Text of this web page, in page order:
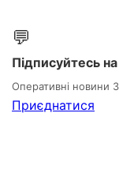
💬
Підписуйтесь
Оперативні новини
Приєднатися